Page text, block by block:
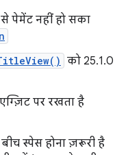
से पेमेंट नहीं हो सका
को 25.1.0
पर रखता है
स्पेस होना ज़रूरी है